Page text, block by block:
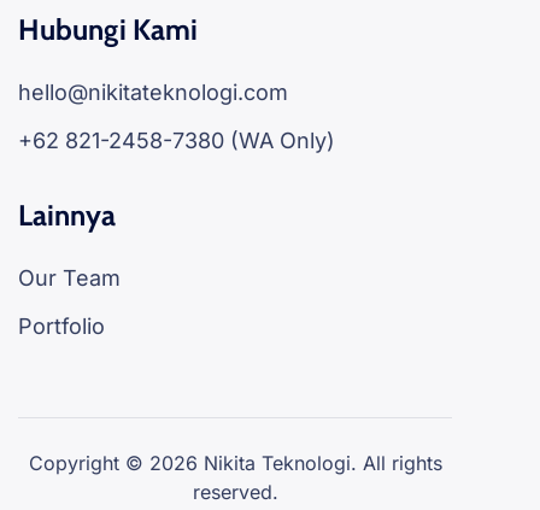
Hubungi Kami
hello@nikitateknologi.com
+62 821-2458-7380 (WA Only)
Lainnya
Our Team
Portfolio
Copyright © 2026 Nikita Teknologi. All rights
reserved.